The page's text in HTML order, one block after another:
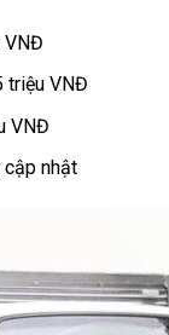
VNĐ
triệu VNĐ
VNĐ
nhật